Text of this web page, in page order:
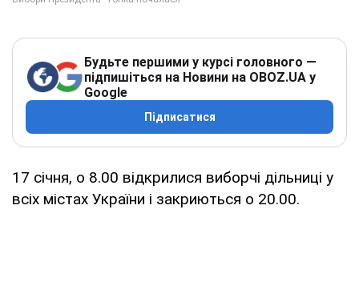
Будьте першими у курсі головного —
підпишіться на Новини на OBOZ.UA у
Google
Підписатися
17 січня, о 8.00 відкрилися виборчі дільниці у
всіх містах України і закриються о 20.00.